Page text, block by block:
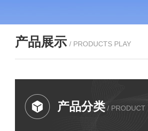
产品展示 / PRODUCTS PLAY
产品分类 / PRODUCT